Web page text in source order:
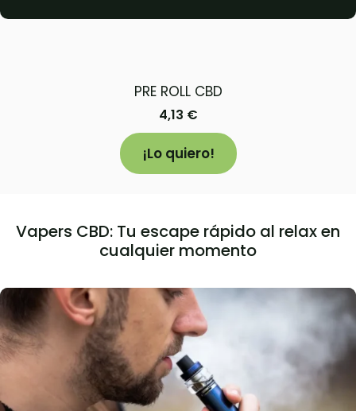
PRE ROLL CBD
4,13 €
¡Lo quiero!
Vapers CBD: Tu escape rápido al relax en
cualquier momento